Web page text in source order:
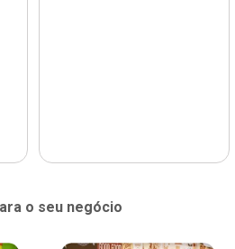
o seu negócio